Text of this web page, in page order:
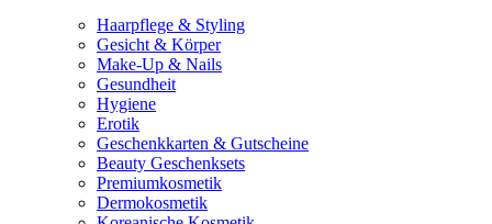
Haarpflege & Styling
Gesicht & Körper
Make-Up & Nails
Gesundheit
Hygiene
Erotik
Geschenkkarten & Gutscheine
Beauty Geschenksets
Premiumkosmetik
Dermokosmetik